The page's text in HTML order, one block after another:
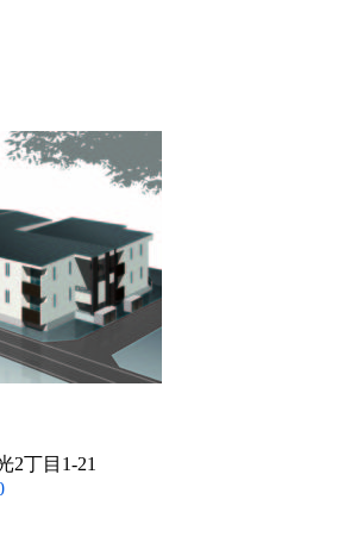
2丁目1-21